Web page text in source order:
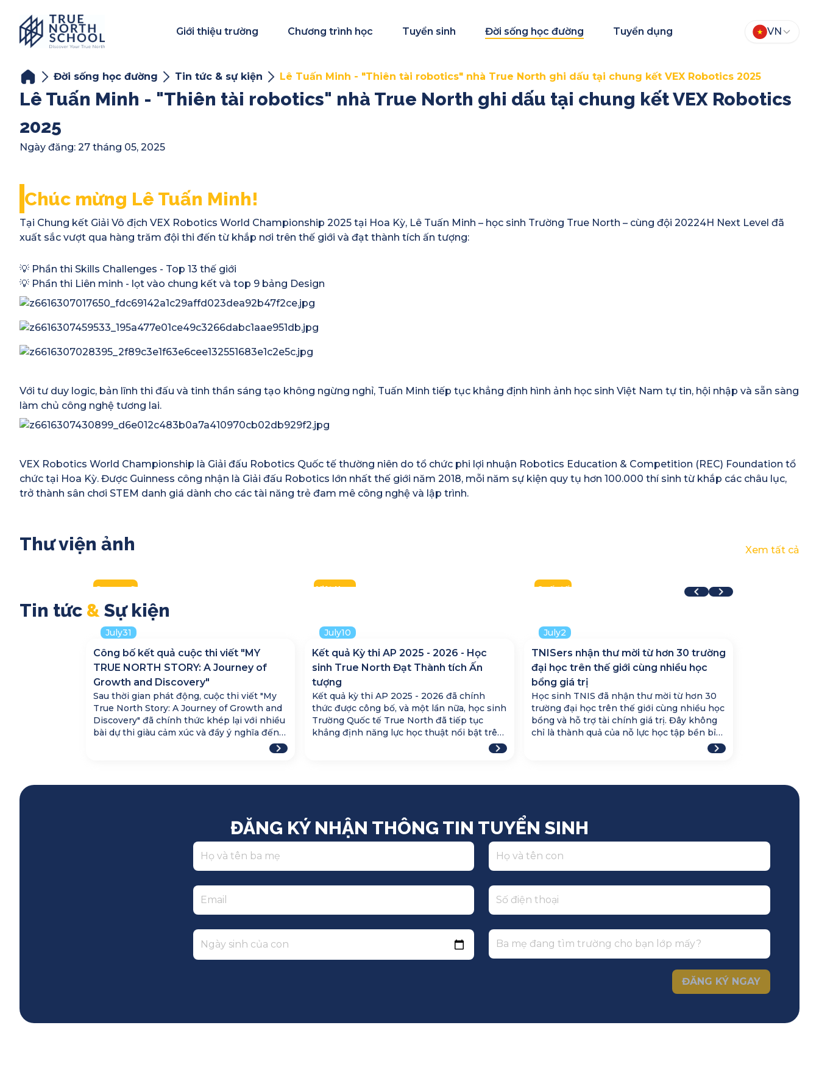
Giới thiệu trường Chương trình học Tuyển sinh Đời sống học đường Tuyển dụng VN
Đời sống học đường Tin tức & sự kiện Lê Tuấn Minh - "Thiên tài robotics" nhà True North ghi dấu tại chung kết VEX Robotics 2025
Lê Tuấn Minh - "Thiên tài robotics" nhà True North ghi dấu tại chung kết VEX Robotics
2025
Ngày đăng: 27 tháng 05, 2025
Chúc mừng Lê Tuấn Minh!
Tại Chung kết Giải Vô địch VEX Robotics World Championship 2025 tại Hoa Kỳ, Lê Tuấn Minh – học sinh Trường True North – cùng đội 20224H Next Level đã
xuất sắc vượt qua hàng trăm đội thi đến từ khắp nơi trên thế giới và đạt thành tích ấn tượng:
💡 Phần thi Skills Challenges - Top 13 thế giới
💡 Phần thi Liên minh - lọt vào chung kết và top 9 bảng Design
Với tư duy logic, bản lĩnh thi đấu và tinh thần sáng tạo không ngừng nghỉ, Tuấn Minh tiếp tục khẳng định hình ảnh học sinh Việt Nam tự tin, hội nhập và sẵn sàng
làm chủ công nghệ tương lai.
VEX Robotics World Championship là Giải đấu Robotics Quốc tế thường niên do tổ chức phi lợi nhuận Robotics Education & Competition (REC) Foundation tổ
chức tại Hoa Kỳ. Được Guinness công nhận là Giải đấu Robotics lớn nhất thế giới năm 2018, mỗi năm sự kiện quy tụ hơn 100.000 thí sinh từ khắp các châu lục,
trở thành sân chơi STEM danh giá dành cho các tài năng trẻ đam mê công nghệ và lập trình.
Thư viện ảnh Xem tất cả
Year-End Award
2025
Song ngữ Việt Nam Quốc tế
Toàn trường
2026
Dã ngoại
Tin tức & Sự kiện
July31
Công bố kết quả cuộc thi viết "MY
TRUE NORTH STORY: A Journey of
Growth and Discovery"
Sau thời gian phát động, cuộc thi viết "My
True North Story: A Journey of Growth and
Discovery" đã chính thức khép lại với nhiều
bài dự thi giàu cảm xúc và đầy ý nghĩa đến
July10
Kết quả Kỳ thi AP 2025 - 2026 - Học
sinh True North Đạt Thành tích Ấn
tượng
Kết quả kỳ thi AP 2025 - 2026 đã chính
thức được công bố, và một lần nữa, học sinh
Trường Quốc tế True North đã tiếp tục
khẳng định năng lực học thuật nổi bật trên
July2
TNISers nhận thư mời từ hơn 30 trường
đại học trên thế giới cùng nhiều học
bổng giá trị
Học sinh TNIS đã nhận thư mời từ hơn 30
trường đại học trên thế giới cùng nhiều học
bổng và hỗ trợ tài chính giá trị. Đây không
chỉ là thành quả của nỗ lực học tập bền bỉ
mà còn là minh chứng cho môi trường giáo
ĐĂNG KÝ NHẬN THÔNG TIN TUYỂN SINH
Ngày sinh của con
ĐĂNG KÝ NGAY